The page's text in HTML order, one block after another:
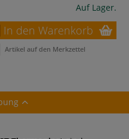
Auf Lager.
In den Warenkorb
Artikel auf den Merkzettel